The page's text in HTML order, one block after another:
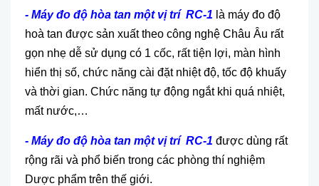
- Máy đo độ hòa tan một vị trí RC-1 là máy đo độ
hoà tan được sản xuất theo công nghệ Châu Âu rất
gọn nhẹ dễ sử dụng có 1 cốc, rất tiện lợi, màn hình
hiển thị số, chức năng cài đặt nhiệt độ, tốc độ khuấy
và thời gian. Chức năng tự động ngắt khi quá nhiệt,
mất nước,…
- Máy đo độ hòa tan một vị trí RC-1 được dùng rất
rộng rãi và phổ biến trong các phòng thí nghiệm
Dược phẩm trên thế giới.